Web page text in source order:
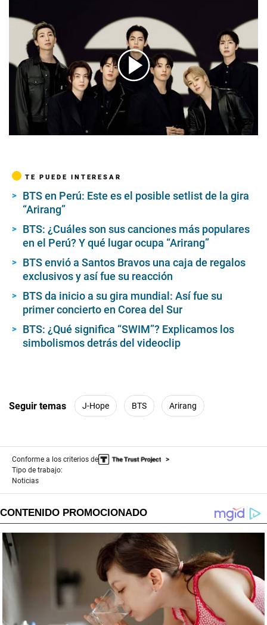
01:16
TE PUEDE INTERESAR
BTS en Perú: Este es el posible setlist de la gira
“Arirang”
BTS: ¿Cuáles son sus canciones más populares
en el Perú? Y qué lugar ocupa “Arirang”
BTS envió a Santos Bravos una caja de regalos
exclusivos y así fue su reacción
BTS da inicio a su gira mundial: Así fue su
primer concierto en Corea del Sur
BTS: ¿Qué significa “SWIM”? Explicamos los
simbolismos detrás del videoclip
Seguir temas J-Hope BTS Arirang
Conforme a los criterios de
Tipo de trabajo:
Noticias